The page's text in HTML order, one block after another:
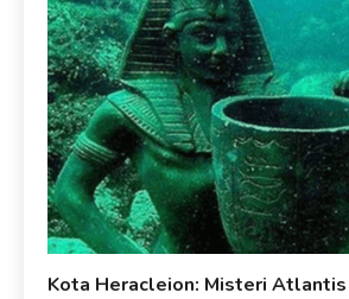
Kota Heracleion: Misteri